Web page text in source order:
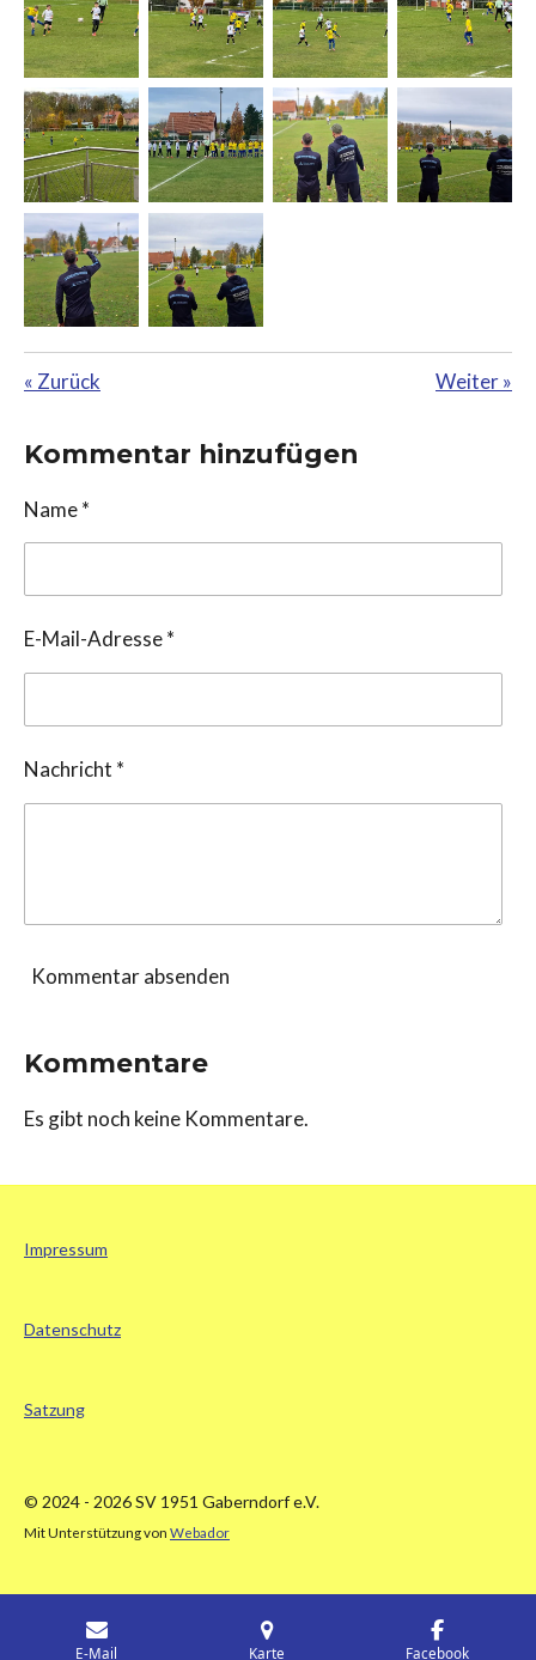
« Zurück Weiter»
Kommentar hinzufügen
Name *
E-Mail-Adresse *
Nachricht *
Kommentar absenden
Kommentare
Es gibt noch keine Kommentare.
Impressum
Datenschutz
Satzung
© 2024 - 2026 SV 1951 Gaberndorf e.V.
Mit Unterstützung von Webador
E-Mail Karte Facebook